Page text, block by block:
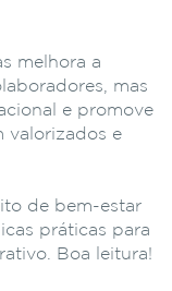
melhora a
mas
e promove
valorizados e
de bem-estar
práticas para
Boa leitura!